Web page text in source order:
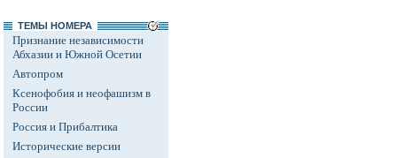
ТЕМЫ НОМЕРА
Признание независимости
Абхазии и Южной Осетии
Автопром
Ксенофобия и неофашизм в
России
Россия и Прибалтика
Исторические версии